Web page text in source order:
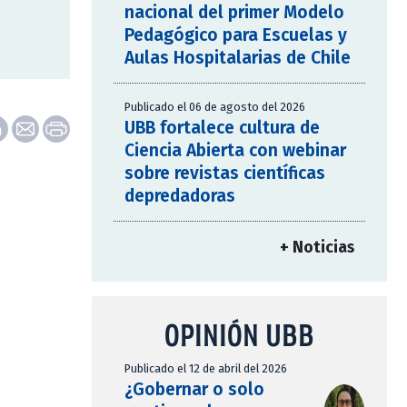
nacional del primer Modelo
Pedagógico para Escuelas y
Aulas Hospitalarias de Chile
Publicado el 06 de agosto del 2026
UBB fortalece cultura de
Ciencia Abierta con webinar
sobre revistas científicas
depredadoras
+ Noticias
OPINIÓN UBB
Publicado el 12 de abril del 2026
¿Gobernar o solo